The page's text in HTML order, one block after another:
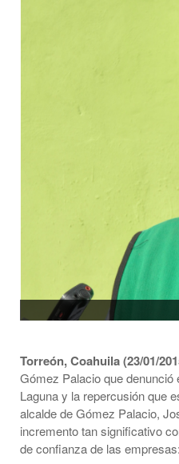
Torreón, Coahuila (23/01/
Gómez Palacio que
Laguna y la repercusión que
alcalde de Gómez Palacio,
incremento tan significativo
de confianza de las empresas: